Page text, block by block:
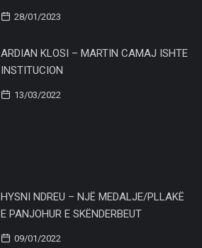
28/01/2023
ARDIAN KLOSI – MARTIN CAMAJ ISHTE
INSTITUCION
13/03/2022
HYSNI NDREU – NJË MEDALJE/PLLAKË
E PANJOHUR E SKËNDERBEUT
09/01/2022